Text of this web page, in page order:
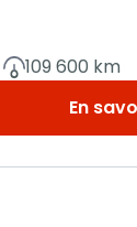
109 600 km
En